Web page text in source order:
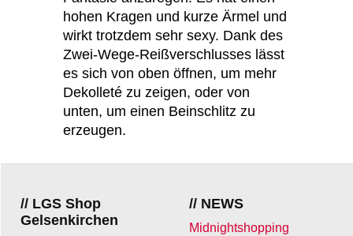
hohen Kragen und kurze Ärmel und
wirkt trotzdem sehr sexy. Dank des
Zwei-Wege-Reißverschlusses lässt
es sich von oben öffnen, um mehr
Dekolleté zu zeigen, oder von
unten, um einen Beinschlitz zu
erzeugen.
// NEWS
Midnightshopping
// LGS Shop
Gelsenkirchen